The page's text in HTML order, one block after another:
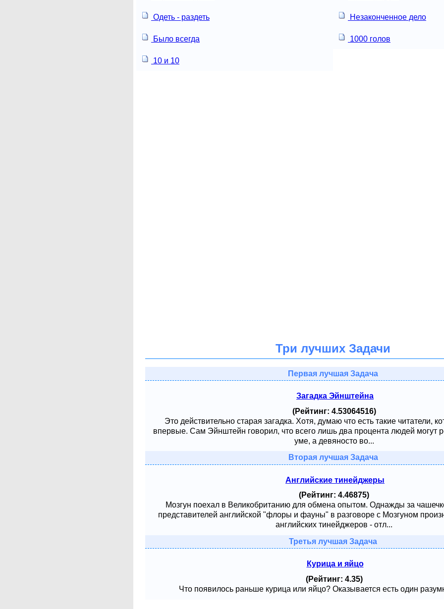
Одеть - раздеть Незаконченное дело
Было всегда 1000 голов
10 и 10
Три лучших Задачи
Первая лучшая Задача
Загадка Эйнштейна
(Рейтинг: 4.53064516)
Это действительно старая загадка. Хотя, думаю что есть такие читатели,
впервые. Сам Эйнштейн говорил, что всего лишь два процента людей могут
уме, а девяносто во...
Вторая лучшая Задача
Английские тинейджеры
(Рейтинг: 4.46875)
Мозгун поехал в Великобританию для обмена опытом. Однажды за
представителей английской "флоры и фауны" в разговоре с Мозгуном
английских тинейджеров - отл...
Третья лучшая Задача
Курица и яйцо
(Рейтинг: 4.35)
Что появилось раньше курица или яйцо? Оказывается есть один